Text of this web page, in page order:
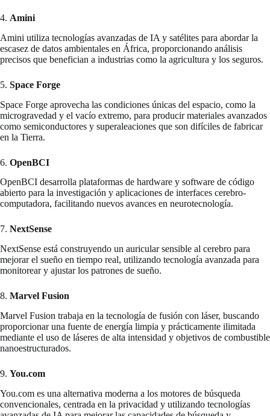
4. Amini
Amini utiliza tecnologías avanzadas de IA y satélites para abordar la
escasez de datos ambientales en África, proporcionando análisis
precisos que benefician a industrias como la agricultura y los seguros.
5. Space Forge
Space Forge aprovecha las condiciones únicas del espacio, como la
microgravedad y el vacío extremo, para producir materiales avanzados
como semiconductores y superaleaciones que son difíciles de fabricar
en la Tierra.
6. OpenBCI
OpenBCI desarrolla plataformas de hardware y software de código
abierto para la investigación y aplicaciones de interfaces cerebro-
computadora, facilitando nuevos avances en neurotecnología.
7. NextSense
NextSense está construyendo un auricular sensible al cerebro para
mejorar el sueño en tiempo real, utilizando tecnología avanzada para
monitorear y ajustar los patrones de sueño.
8. Marvel Fusion
Marvel Fusion trabaja en la tecnología de fusión con láser, buscando
proporcionar una fuente de energía limpia y prácticamente ilimitada
mediante el uso de láseres de alta intensidad y objetivos de combustible
nanoestructurados.
9. You.com
You.com es una alternativa moderna a los motores de búsqueda
convencionales, centrada en la privacidad y utilizando tecnologías